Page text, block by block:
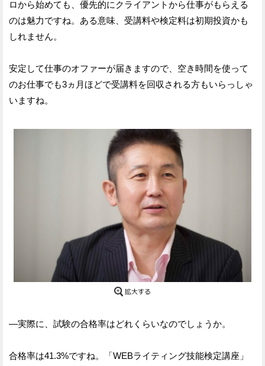
ロから始めても、優先的にクライアントから仕事がもらえる
のは魅力ですね。ある意味、受講料や検定料は初期投資かも
しれません。
安定して仕事のオファーが届きますので、空き時間を使って
のお仕事でも3ヵ月ほどで受講料を回収される方もいらっしゃ
いますね。
—実際に、試験の合格率はどれくらいなのでしょうか。
合格率は41.3%ですね。「WEBライティング技能検定講座」